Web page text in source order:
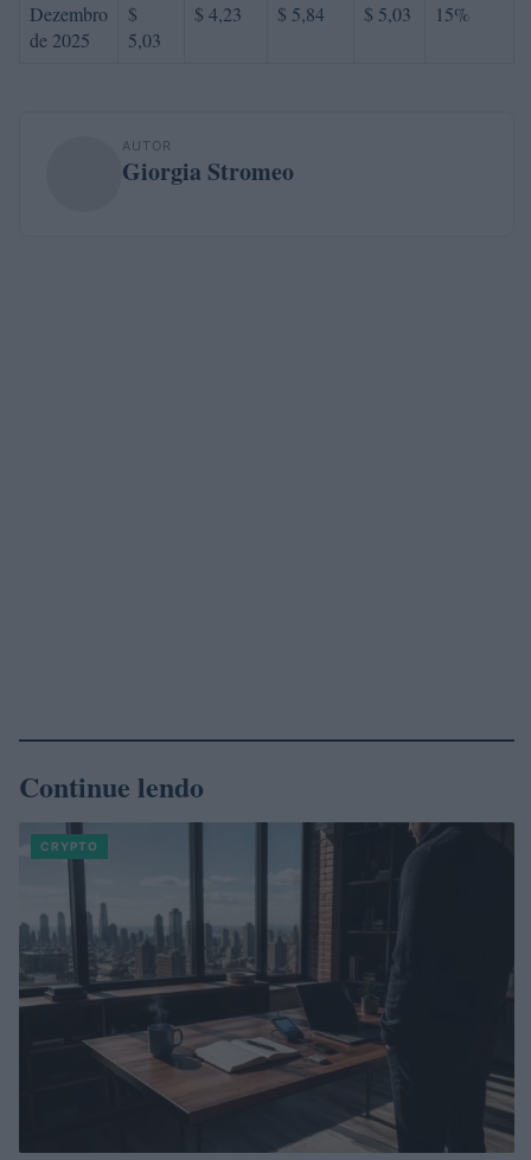
Dezembro
de 2025
$
5,03
$ 4,23 $ 5,84 $ 5,03 15%
AUTOR
Giorgia Stromeo
Continue lendo
CRYPTO